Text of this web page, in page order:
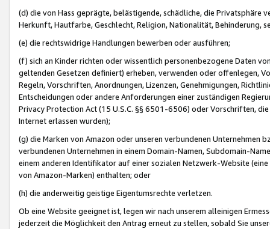
(d) die von Hass geprägte, belästigende, schädliche, die Privatsphäre
Herkunft, Hautfarbe, Geschlecht, Religion, Nationalität, Behinderung,
(e) die rechtswidrige Handlungen bewerben oder ausführen;
(f) sich an Kinder richten oder wissentlich personenbezogene Daten
geltenden Gesetzen definiert) erheben, verwenden oder offenlegen,
Regeln, Vorschriften, Anordnungen, Lizenzen, Genehmigungen,
Entscheidungen oder andere Anforderungen einer zuständigen
Privacy Protection Act (15 U.S.C. §§ 6501-6506) oder Vorschriften,
Internet erlassen wurden);
(g) die Marken von Amazon oder unseren verbundenen Unternehmen
verbundenen Unternehmen in einem Domain-Namen, Subdomain-
einem anderen Identifikator auf einer sozialen Netzwerk-Website
von Amazon-Marken) enthalten; oder
(h) die anderweitig geistige Eigentumsrechte verletzen.
Ob eine Website geeignet ist, legen wir nach unserem alleinigen
jederzeit die Möglichkeit den Antrag erneut zu stellen, sobald Sie